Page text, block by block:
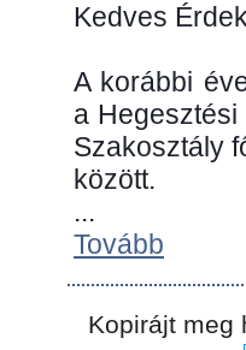
Kedves
A korábbi
a
Szakosztály
között.
...
Tovább
Kopirájt meg